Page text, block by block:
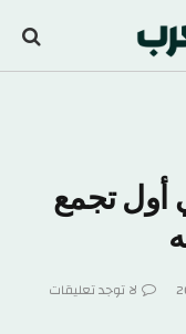
أول تجمع
لا توجد تعليقات